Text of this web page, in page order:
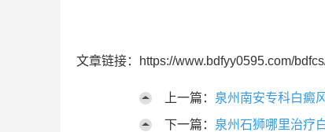
文章链接：https://www.bdfyy0595.com/
上一篇： 泉州南安专科白癜
下一篇： 泉州石狮哪里治疗